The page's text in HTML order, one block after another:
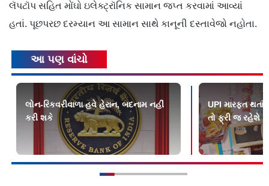
લૅપટૉપ સહિત મોંઘો ઇલેક્ટ્રૉનિક સામાન જપ્ત કરવામાં આવ્યાં
હતાં. પૂછપરછ દરમ્યાન આ સામાન સાથે કાનૂની દસ્તાવેજો નહોતા.
આ પણ વાંચો
લોન-રિકવરીવાળા હવે હેરાન, બદનામ નહીં
કરી શકે
UPI મારફત થતાં
તો ફ્રી જ રહેશે